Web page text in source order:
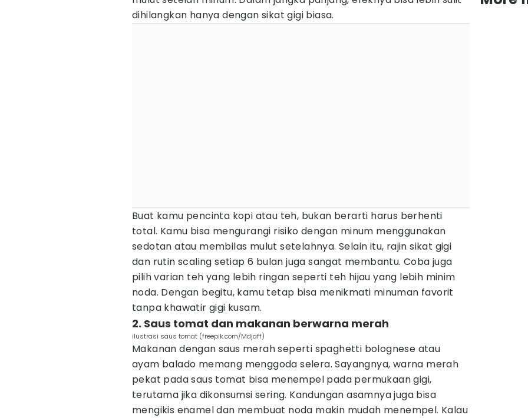
dihilangkan hanya dengan sikat gigi biasa.
Buat kamu pencinta kopi atau teh, bukan berarti harus berhenti
total. Kamu bisa mengurangi risiko dengan minum menggunakan
sedotan atau membilas mulut setelahnya. Selain itu, rajin sikat gigi
dan rutin scaling setiap 6 bulan juga sangat membantu. Coba juga
pilih varian teh yang lebih ringan seperti teh hijau yang lebih minim
noda. Dengan begitu, kamu tetap bisa menikmati minuman favorit
tanpa khawatir gigi kusam.
2. Saus tomat dan makanan berwarna merah
ilustrasi saus tomat (freepik.com/Mdjaff)
Makanan dengan saus merah seperti spaghetti bolognese atau
ayam balado memang menggoda selera. Sayangnya, warna merah
pekat pada saus tomat bisa menempel pada permukaan gigi,
terutama jika dikonsumsi sering. Kandungan asamnya juga bisa
mengikis enamel dan membuat noda makin mudah menempel. Kalau